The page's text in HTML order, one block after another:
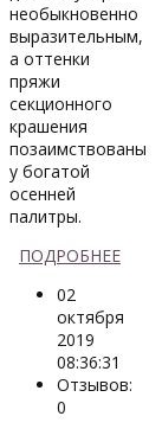
необыкновенно
выразительным,
а оттенки
пряжи
секционного
крашения
позаимствованы
у богатой
осенней
палитры.
ПОДРОБНЕЕ
02
октября
2019
08:36:31
Отзывов:
0